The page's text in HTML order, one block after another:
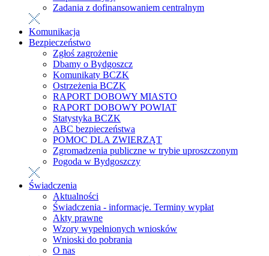
Zadania z dofinansowaniem centralnym
Komunikacja
Bezpieczeństwo
Zgłoś zagrożenie
Dbamy o Bydgoszcz
Komunikaty BCZK
Ostrzeżenia BCZK
RAPORT DOBOWY MIASTO
RAPORT DOBOWY POWIAT
Statystyka BCZK
ABC bezpieczeństwa
POMOC DLA ZWIERZĄT
Zgromadzenia publiczne w trybie uproszczonym
Pogoda w Bydgoszczy
Świadczenia
Aktualności
Świadczenia - informacje. Terminy wypłat
Akty prawne
Wzory wypełnionych wniosków
Wnioski do pobrania
O nas